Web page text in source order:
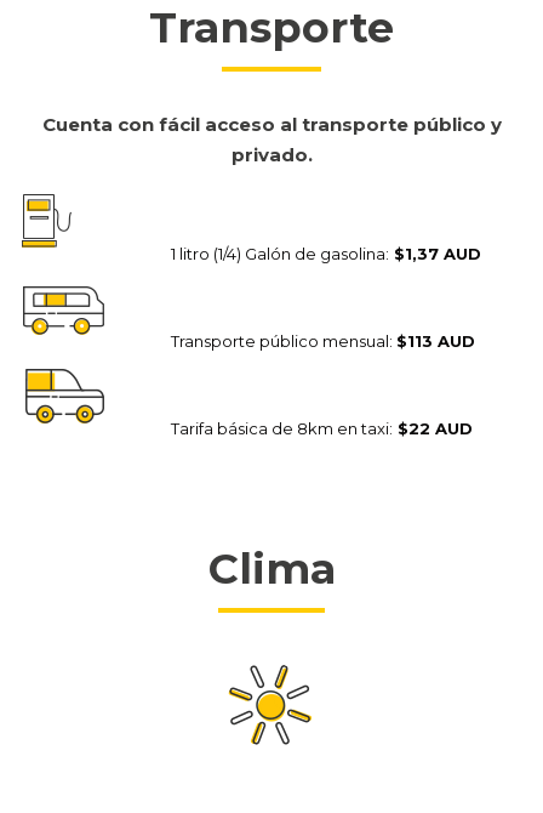
Transporte
Cuenta con fácil acceso al transporte público y
privado.
1 litro (1/4) Galón de gasolina: $1,37 AUD
Transporte público mensual: $113 AUD
Tarifa básica de 8km en taxi: $22 AUD
Clima